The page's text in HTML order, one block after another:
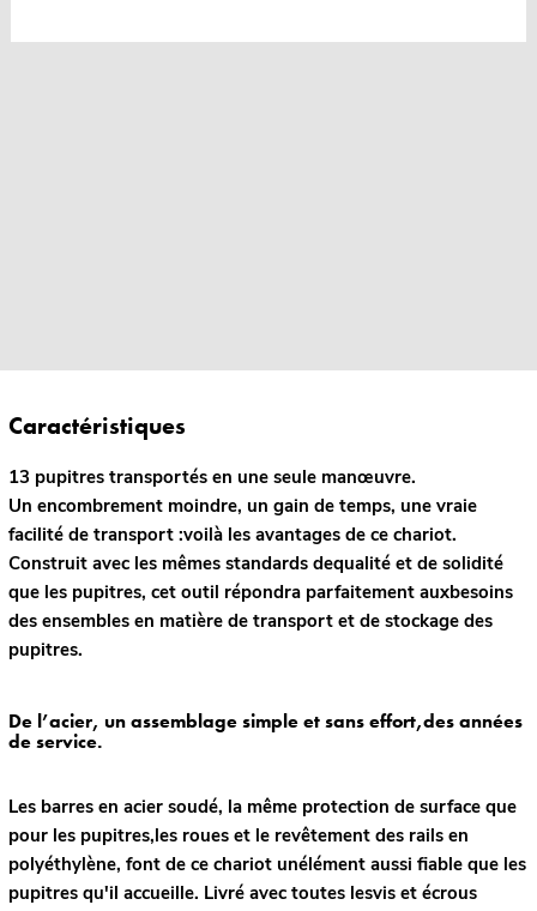
Caractéristiques
13 pupitres transportés en une seule manœuvre.
Un encombrement moindre, un gain de temps, une vraie
facilité de transport :voilà les avantages de ce chariot.
Construit avec les mêmes standards dequalité et de solidité
que les pupitres, cet outil répondra parfaitement auxbesoins
des ensembles en matière de transport et de stockage des
pupitres.
De l’acier, un assemblage simple et sans effort,des années
de service.
Les barres en acier soudé, la même protection de surface que
pour les pupitres,les roues et le revêtement des rails en
polyéthylène, font de ce chariot unélément aussi fiable que les
pupitres qu'il accueille. Livré avec toutes lesvis et écrous